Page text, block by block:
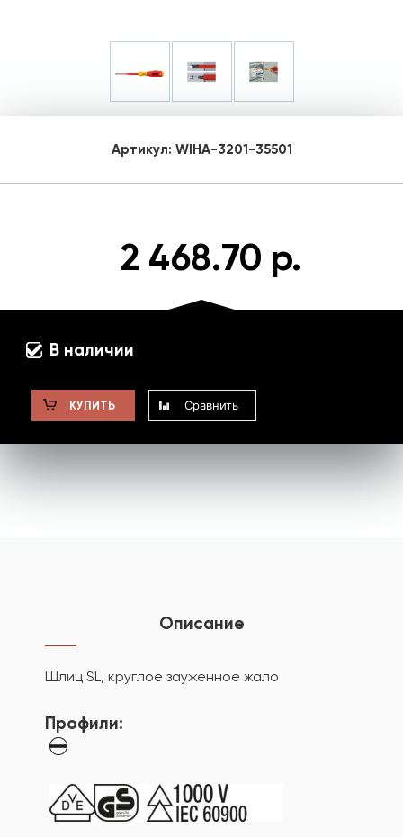
Артикул: WIHA-3201-35501
2 468.70 р.
В наличии
КУПИТЬ Сравнить
Описание
Шлиц SL, круглое зауженное жало
Профили: